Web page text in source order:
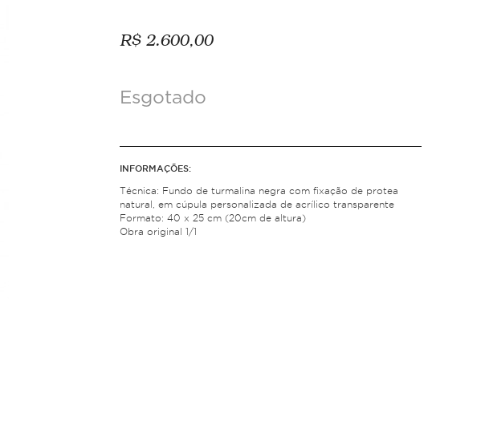
R$ 2.600,00
Esgotado
INFORMAÇÕES:
Técnica: Fundo de turmalina negra com fixação de protea
natural, em cúpula personalizada de acrílico transparente
Formato: 40 x 25 cm (20cm de altura)
Obra original 1/1